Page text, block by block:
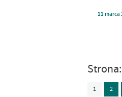
11 marca
1 2